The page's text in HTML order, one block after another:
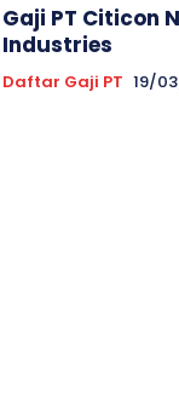
Gaji PT Citicon
Industries
Daftar Gaji PT 19/